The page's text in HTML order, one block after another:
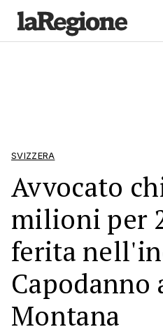
SVIZZERA
Avvocato
milioni per
ferita
Capodanno
Montana